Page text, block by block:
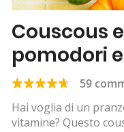
Couscous
pomodori
59
Hai voglia di un
vitamine? Questo